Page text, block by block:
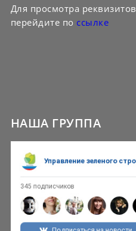
Для просмотра реквизитов
перейдите по ссылке
НАША ГРУППА